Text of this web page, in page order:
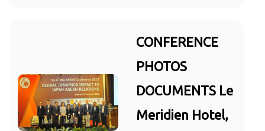
CONFERENCE
PHOTOS
DOCUMENTS Le
Meridien Hotel,